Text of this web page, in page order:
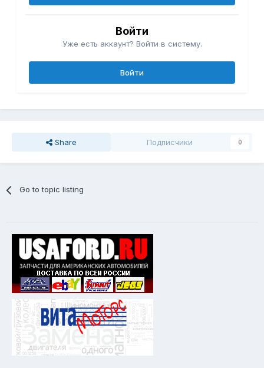
Войти
Уже есть аккаунт? Войти в систему.
Войти
Share Подписчики 0
Go to topic listing